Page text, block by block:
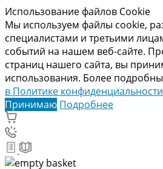
Использование файлов Cookie
Мы используем файлы cookie,
специалистами и третьими
событий на нашем веб-сайте.
страниц нашего сайта, вы
использования. Более
в Политике конфиденциальности
Принимаю Подробнее